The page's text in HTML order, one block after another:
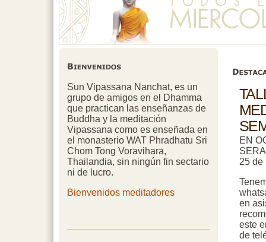
Sun Vipassana Nanchat, es un
grupo de amigos en el Dhamma
que practican las enseñanzas de
Buddha y la meditación
Vipassana como es enseñada en
el monasterio WAT Phradhatu Sri
Chom Tong Voravihara,
Thailandia, sin ningún fin sectario
ni de lucro.
Bienvenidos meditadores
EN
25 de
en
este
de